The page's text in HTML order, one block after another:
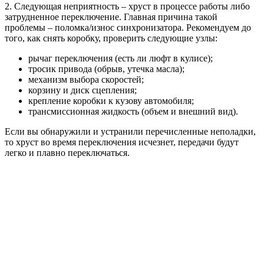
2. Следующая неприятность – хруст в процессе работы либо
затрудненное переключение. Главная причина такой
проблемы – поломка/износ синхронизатора. Рекомендуем до
того, как снять коробку, проверить следующие узлы:
рычаг переключения (есть ли люфт в кулисе);
тросик привода (обрыв, утечка масла);
механизм выбора скоростей;
корзину и диск сцепления;
крепление коробки к кузову автомобиля;
трансмиссионная жидкость (объем и внешний вид).
Если вы обнаружили и устранили перечисленные неполадки,
то хруст во время переключения исчезнет, передачи будут
легко и плавно переключаться.